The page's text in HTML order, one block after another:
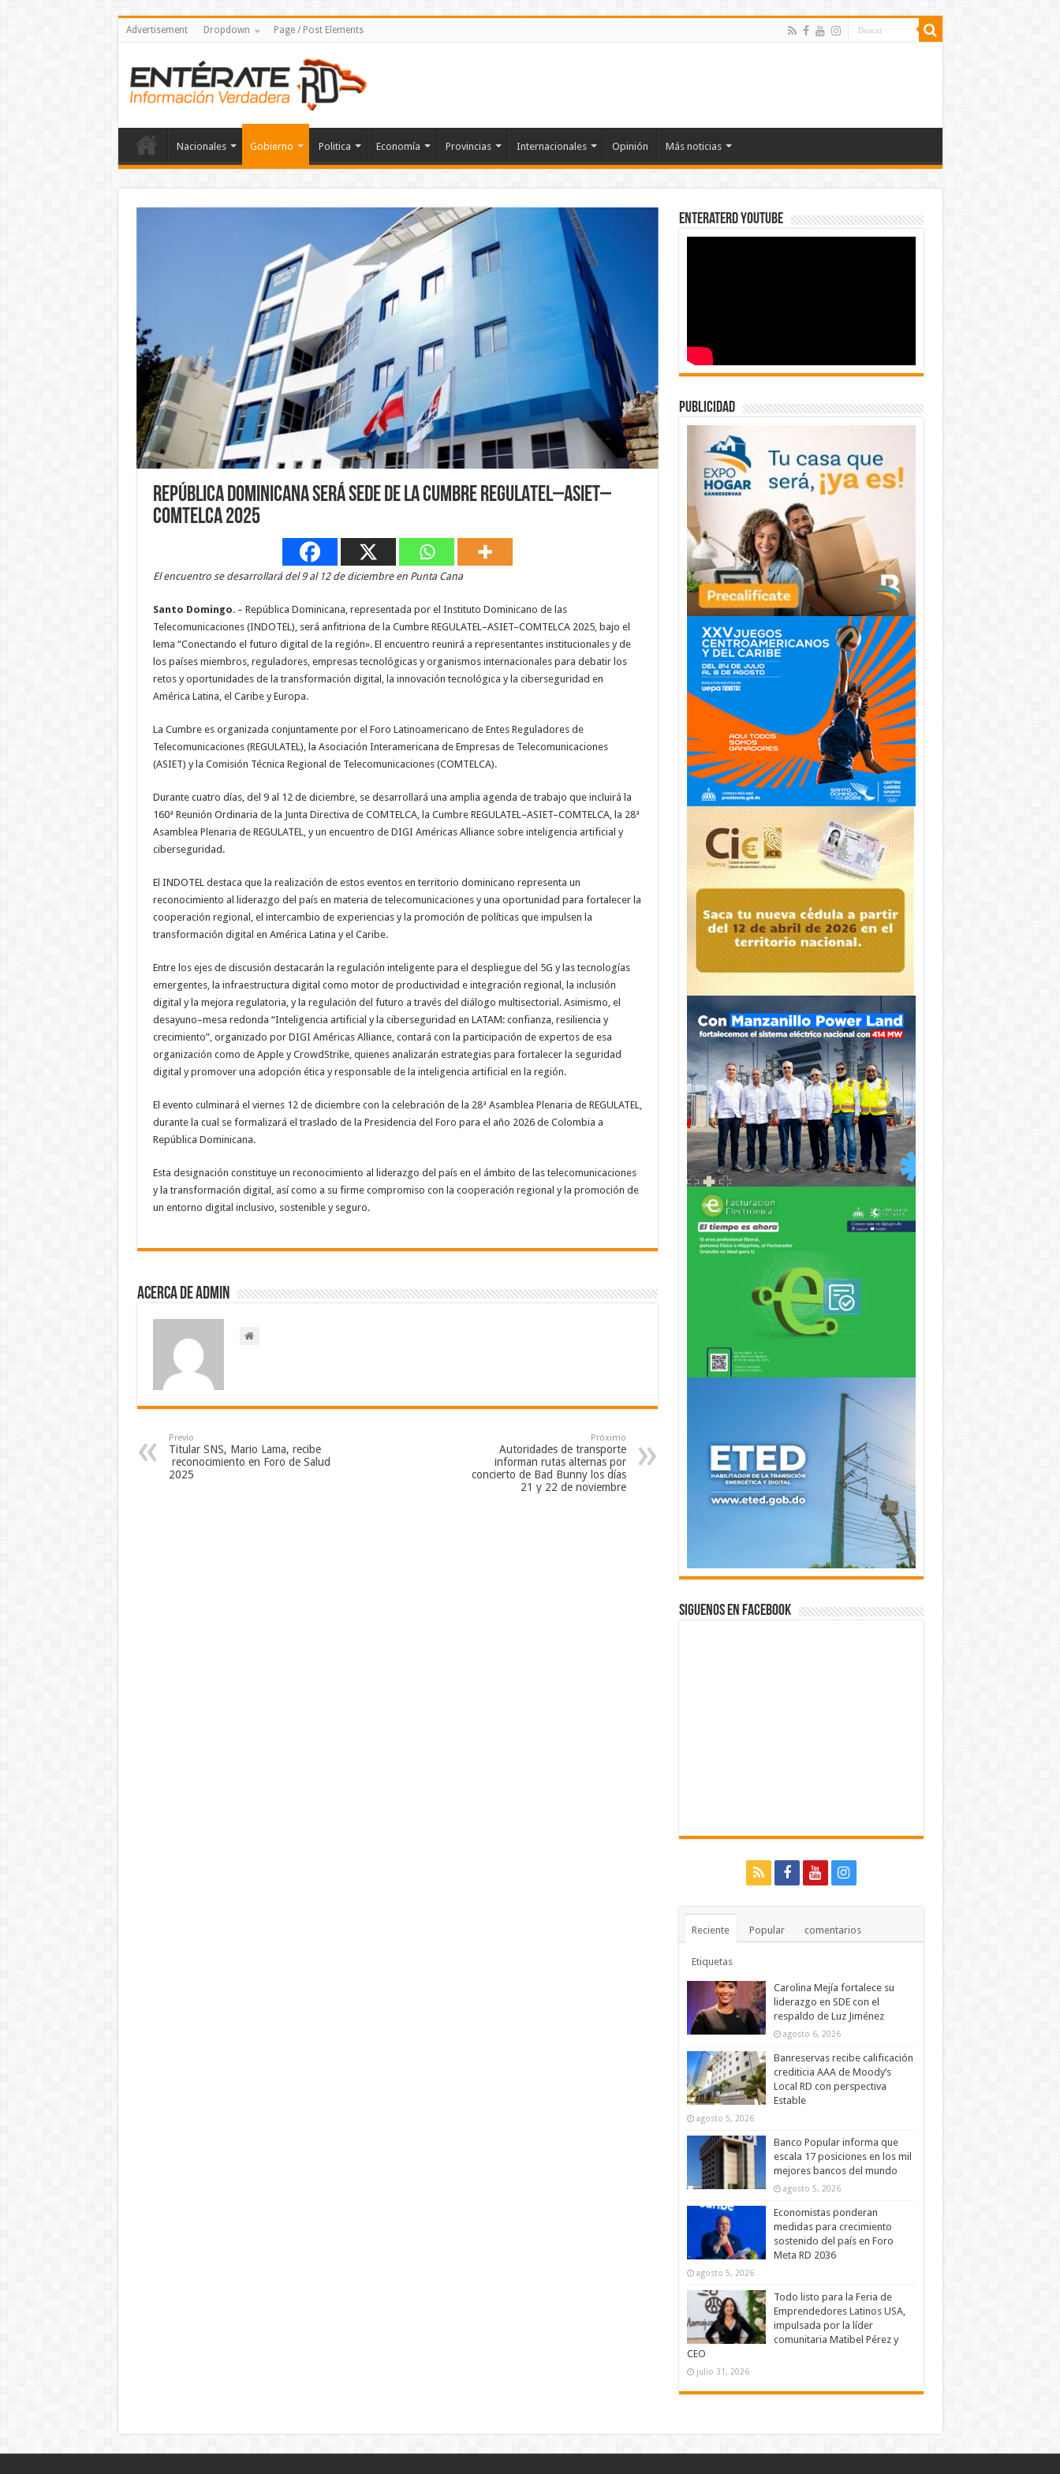
Advertisement Dropdown Page / Post Elements
Nacionales Gobierno Politica Economía Provincias Internacionales Opinión Más noticias
República Dominicana será sede de la Cumbre REGULATEL–ASIET–
COMTELCA 2025
El encuentro se desarrollará del 9 al 12 de diciembre en Punta Cana
Santo Domingo. – República Dominicana, representada por el Instituto Dominicano de las
Telecomunicaciones (INDOTEL), será anfitriona de la Cumbre REGULATEL–ASIET–COMTELCA 2025, bajo el
lema “Conectando el futuro digital de la región». El encuentro reunirá a representantes institucionales y de
los países miembros, reguladores, empresas tecnológicas y organismos internacionales para debatir los
retos y oportunidades de la transformación digital, la innovación tecnológica y la ciberseguridad en
América Latina, el Caribe y Europa.
La Cumbre es organizada conjuntamente por el Foro Latinoamericano de Entes Reguladores de
Telecomunicaciones (REGULATEL), la Asociación Interamericana de Empresas de Telecomunicaciones
(ASIET) y la Comisión Técnica Regional de Telecomunicaciones (COMTELCA).
Durante cuatro días, del 9 al 12 de diciembre, se desarrollará una amplia agenda de trabajo que incluirá la
160ª Reunión Ordinaria de la Junta Directiva de COMTELCA, la Cumbre REGULATEL–ASIET–COMTELCA, la 28ª
Asamblea Plenaria de REGULATEL, y un encuentro de DIGI Américas Alliance sobre inteligencia artificial y
ciberseguridad.
El INDOTEL destaca que la realización de estos eventos en territorio dominicano representa un
reconocimiento al liderazgo del país en materia de telecomunicaciones y una oportunidad para fortalecer la
cooperación regional, el intercambio de experiencias y la promoción de políticas que impulsen la
transformación digital en América Latina y el Caribe.
Entre los ejes de discusión destacarán la regulación inteligente para el despliegue del 5G y las tecnologías
emergentes, la infraestructura digital como motor de productividad e integración regional, la inclusión
digital y la mejora regulatoria, y la regulación del futuro a través del diálogo multisectorial. Asimismo, el
desayuno–mesa redonda “Inteligencia artificial y la ciberseguridad en LATAM: confianza, resiliencia y
crecimiento”, organizado por DIGI Américas Alliance, contará con la participación de expertos de esa
organización como de Apple y CrowdStrike, quienes analizarán estrategias para fortalecer la seguridad
digital y promover una adopción ética y responsable de la inteligencia artificial en la región.
El evento culminará el viernes 12 de diciembre con la celebración de la 28ª Asamblea Plenaria de REGULATEL,
durante la cual se formalizará el traslado de la Presidencia del Foro para el año 2026 de Colombia a
República Dominicana.
Esta designación constituye un reconocimiento al liderazgo del país en el ámbito de las telecomunicaciones
y la transformación digital, así como a su firme compromiso con la cooperación regional y la promoción de
un entorno digital inclusivo, sostenible y seguro.
Acerca de admin
Previo
Titular SNS, Mario Lama, recibe
reconocimiento en Foro de Salud
2025
Próximo
Autoridades de transporte
informan rutas alternas por
concierto de Bad Bunny los días
21 y 22 de noviembre
EnterateRD YOUTUBE
publicidad
Siguenos en Facebook
Reciente Popular comentarios
Etiquetas
Carolina Mejía fortalece su
liderazgo en SDE con el
respaldo de Luz Jiménez
agosto 6, 2026
Banreservas recibe calificación
crediticia AAA de Moody’s
Local RD con perspectiva
Estable
agosto 5, 2026
Banco Popular informa que
escala 17 posiciones en los mil
mejores bancos del mundo
agosto 5, 2026
Economistas ponderan
medidas para crecimiento
sostenido del país en Foro
Meta RD 2036
agosto 5, 2026
Todo listo para la Feria de
Emprendedores Latinos USA,
impulsada por la líder
comunitaria Matibel Pérez y
CEO
julio 31, 2026